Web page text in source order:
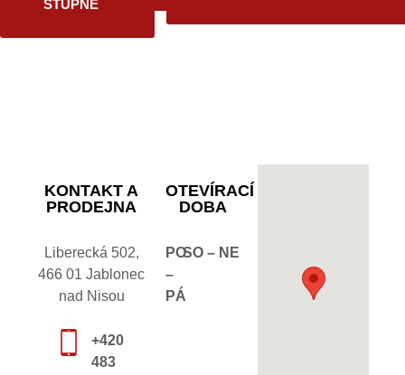
STUPNĚ
KONTAKT A
PRODEJNA
Liberecká 502,
466 01 Jablonec
nad Nisou
+420
483
OTEVÍRACÍ
DOBA
PO
–
PÁ
SO – NE